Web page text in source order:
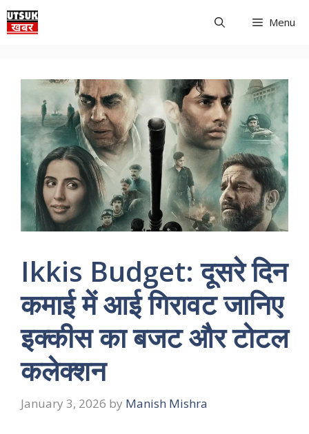
Skip
to
Menu
Ikkis Budget: दूसरे दिन
कमाई में आई गिरावट जानिए
इक्कीस का बजट और टोटल
कलेक्शन
January 3, 2026 by Manish Mishra